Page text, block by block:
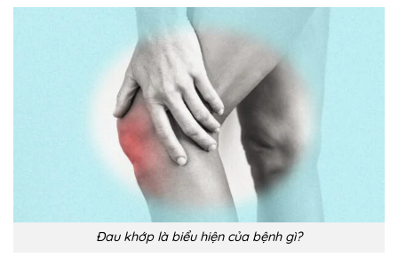
Đau khớp là biểu hiện của bệnh gì?